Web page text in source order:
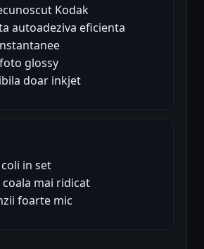
Kodak
autoadeziva eficienta
glossy
doar inkjet
in set
mai ridicat
foarte mic